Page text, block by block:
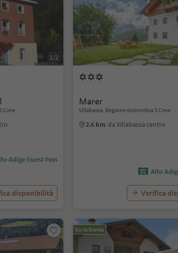
1/2
Cime
Adige Guest Pass
disponibilità
Marer
Villabassa, Regione dolomitica 3 Cime
2.6 km da Villabassa centro
Alto
Verifica
Su richiesta